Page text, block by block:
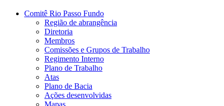
Comitê Rio Passo Fundo
Região de abrangência
Diretoria
Membros
Comissões e Grupos de Trabalho
Regimento Interno
Plano de Trabalho
Atas
Plano de Bacia
Ações desenvolvidas